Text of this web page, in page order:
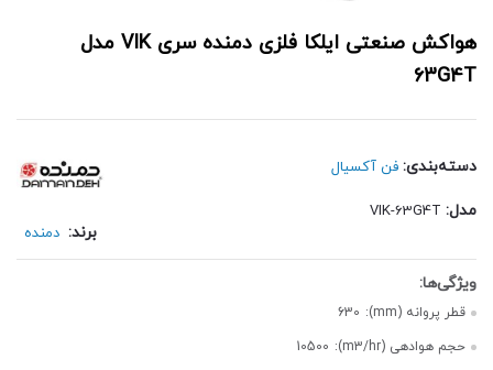
هواکش صنعتی ایلکا فلزی دمنده سری VIK مدل
63G4T
دسته‌بندی: فن آکسیال
مدل:
برند: دمنده
قطر پروانه (mm):
630
حجم هوادهی (m3/hr):
10500